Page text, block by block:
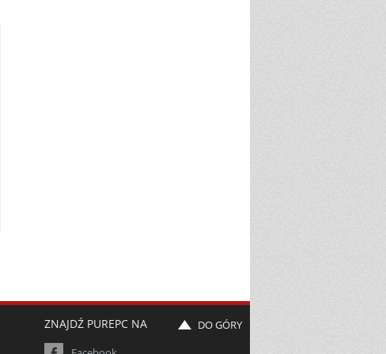
ZNAJDŹ PUREPC NA DO GÓRY